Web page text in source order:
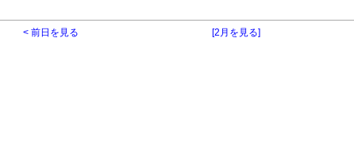
< 前日を見る [2月を見る]